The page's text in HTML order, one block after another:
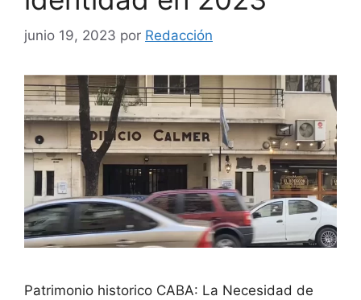
junio 19, 2023 por Redacción
Patrimonio historico CABA: La Necesidad de